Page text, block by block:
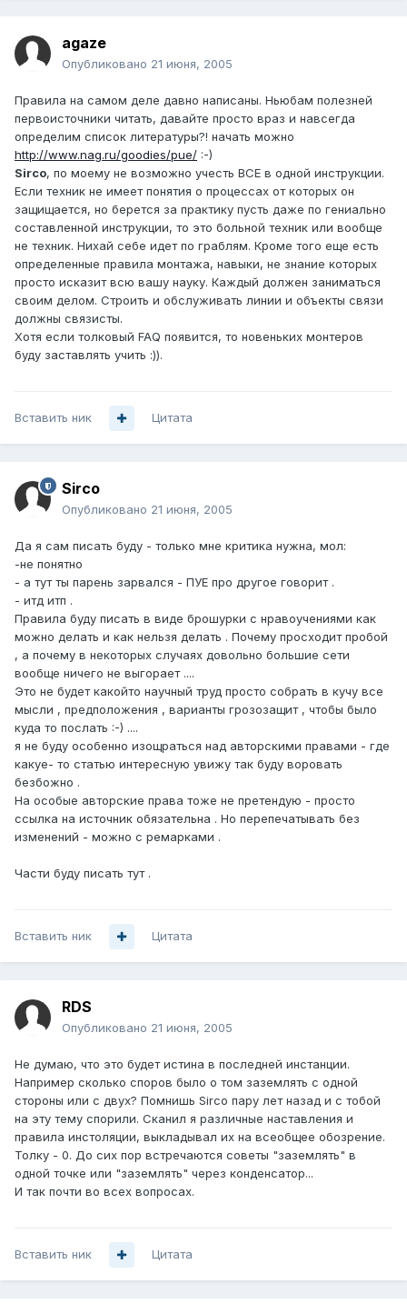
agaze
Опубликовано 21 июня, 2005
Правила на самом деле давно написаны. Ньюбам полезней
первоисточники читать, давайте просто враз и навсегда
определим список литературы?! начать можно
http://www.nag.ru/goodies/pue/ :-)
Sirco, по моему не возможно учесть ВСЕ в одной инструкции.
Если техник не имеет понятия о процессах от которых он
защищается, но берется за практику пусть даже по гениально
составленной инструкции, то это больной техник или вообще
не техник. Нихай себе идет по граблям. Кроме того еще есть
определенные правила монтажа, навыки, не знание которых
просто исказит всю вашу науку. Каждый должен заниматься
своим делом. Строить и обслуживать линии и объекты связи
должны связисты.
Хотя если толковый FAQ появится, то новеньких монтеров
буду заставлять учить :)).
Вставить ник Цитата
Sirco
Опубликовано 21 июня, 2005
Да я сам писать буду - только мне критика нужна, мол:
-не понятно
- а тут ты парень зарвался - ПУЕ про другое говорит .
- итд итп .
Правила буду писать в виде брошурки с нравоучениями как
можно делать и как нельзя делать . Почему просходит пробой
, а почему в некоторых случаях довольно большие сети
вообще ничего не выгорает ....
Это не будет какойто научный труд просто собрать в кучу все
мысли , предположения , варианты грозозащит , чтобы было
куда то послать :-) ....
я не буду особенно изощраться над авторскими правами - где
какуе- то статью интересную увижу так буду воровать
безбожно .
На особые авторские права тоже не претендую - просто
ссылка на источник обязательна . Но перепечатывать без
изменений - можно с ремарками .
Части буду писать тут .
Вставить ник Цитата
RDS
Опубликовано 21 июня, 2005
Не думаю, что это будет истина в последней инстанции.
Например сколько споров было о том заземлять с одной
стороны или с двух? Помнишь Sirco пару лет назад и с тобой
на эту тему спорили. Сканил я различные наставления и
правила инстоляции, выкладывал их на всеобщее обозрение.
Толку - 0. До сих пор встречаются советы "заземлять" в
одной точке или "заземлять" через конденсатор...
И так почти во всех вопросах.
Вставить ник Цитата